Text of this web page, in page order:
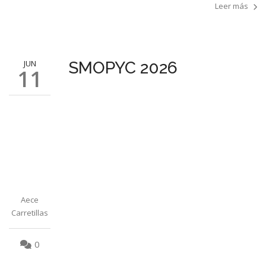
Leer más
JUN
11
Aece
Carretillas
0
SMOPYC 2026